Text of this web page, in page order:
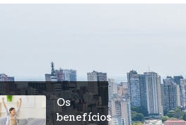
Os
benefícios